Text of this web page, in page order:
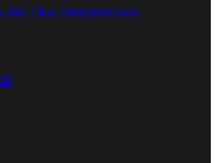
de Tiro Desportivo